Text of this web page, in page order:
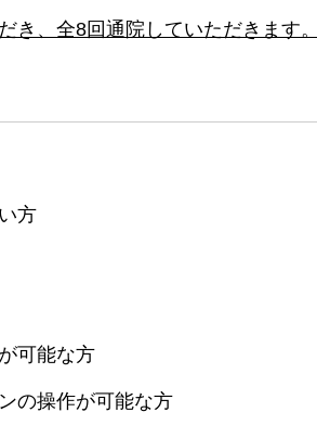
き、全8回通院していただきます
方
可能な方
の操作が可能な方